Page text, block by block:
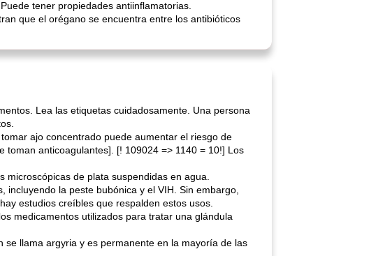
tener propiedades antiinflamatorias.
que el orégano se encuentra entre los antibióticos
Lea las etiquetas cuidadosamente. Una persona
ajo concentrado puede aumentar el riesgo de
anticoagulantes]. [! 109024 => 1140 = 10!] Los
de plata suspendidas en agua.
la peste bubónica y el VIH. Sin embargo,
estudios creíbles que respalden estos usos.
medicamentos utilizados para tratar una glándula
llama argyria y es permanente en la mayoría de las